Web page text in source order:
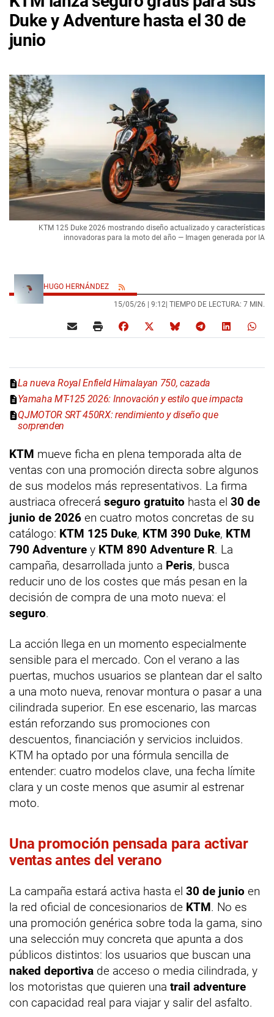
Duke y Adventure hasta el 30 de
junio
KTM 125 Duke 2026 mostrando diseño actualizado y características
innovadoras para la moto del año — Imagen generada por IA
HUGO HERNÁNDEZ
15/05/26 | 9:12 | TIEMPO DE LECTURA: 7 MIN.
La nueva Royal Enfield Himalayan 750, cazada
Yamaha MT-125 2026: Innovación y estilo que impacta
QJMOTOR SRT 450RX: rendimiento y diseño que
sorprenden
KTM mueve ficha en plena temporada alta de
ventas con una promoción directa sobre algunos
de sus modelos más representativos. La firma
austriaca ofrecerá seguro gratuito hasta el 30 de
junio de 2026 en cuatro motos concretas de su
catálogo: KTM 125 Duke, KTM 390 Duke, KTM
790 Adventure y KTM 890 Adventure R. La
campaña, desarrollada junto a Peris, busca
reducir uno de los costes que más pesan en la
decisión de compra de una moto nueva: el
seguro.
La acción llega en un momento especialmente
sensible para el mercado. Con el verano a las
puertas, muchos usuarios se plantean dar el salto
a una moto nueva, renovar montura o pasar a una
cilindrada superior. En ese escenario, las marcas
están reforzando sus promociones con
descuentos, financiación y servicios incluidos.
KTM ha optado por una fórmula sencilla de
entender: cuatro modelos clave, una fecha límite
clara y un coste menos que asumir al estrenar
moto.
Una promoción pensada para activar
ventas antes del verano
La campaña estará activa hasta el 30 de junio en
la red oficial de concesionarios de KTM. No es
una promoción genérica sobre toda la gama, sino
una selección muy concreta que apunta a dos
públicos distintos: los usuarios que buscan una
naked deportiva de acceso o media cilindrada, y
los motoristas que quieren una trail adventure
con capacidad real para viajar y salir del asfalto.